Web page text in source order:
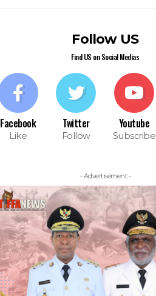
Follow US
Find US on Social Medias
Facebook
Like
Twitter
Follow
Youtube
Subscribe
- Advertisement -